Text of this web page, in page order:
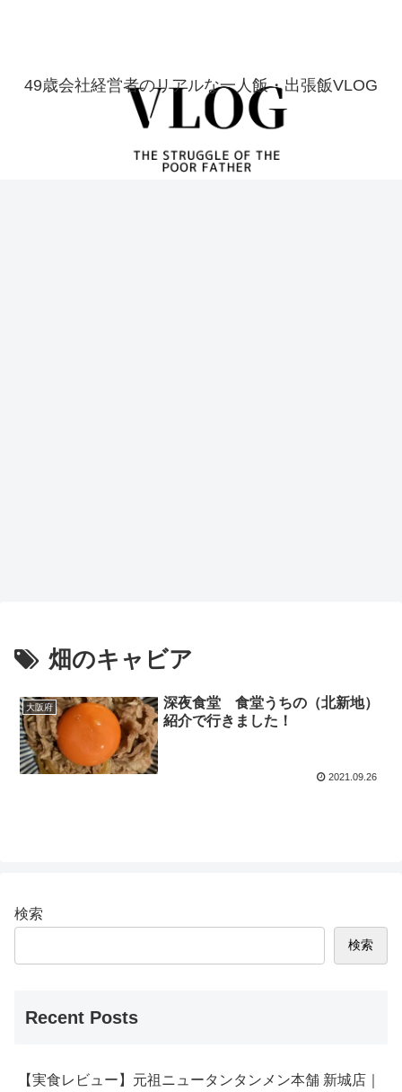
49歳会社経営者のリアルな一人飯・出張飯VLOG
畑のキャビア
大阪府
深夜食堂 食堂うちの（北新地）
紹介で行きました！
2021.09.26
検索
検索
Recent Posts
【実食レビュー】元祖ニュータンタンメン本舗 新城店｜